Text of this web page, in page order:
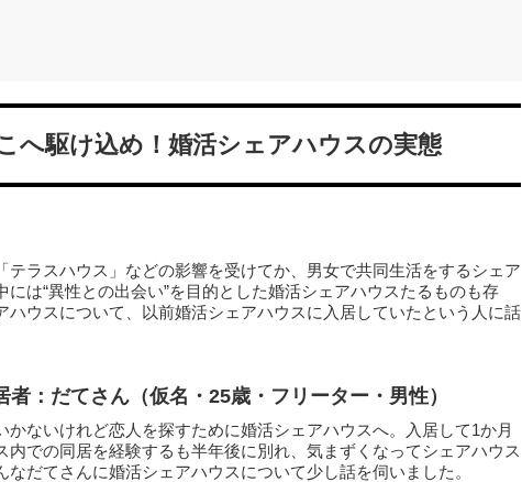
へ駆け込め！婚活シェアハウスの実態
テラスハウス」などの影響を受けてか、男女で共同生活をするシェア
は“異性との出会い”を目的とした婚活シェアハウスたるものも存
ハウスについて、以前婚活シェアハウスに入居していたという人に話
：だてさん（仮名・25歳・フリーター・男性）
かないけれど恋人を探すために婚活シェアハウスへ。入居して1か月
内での同居を経験するも半年後に別れ、気まずくなってシェアハウス
なだてさんに婚活シェアハウスについて少し話を伺いました。